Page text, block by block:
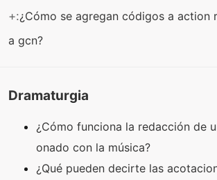
+:¿Cómo se agregan códigos a action
a gcn?
Dramaturgia
¿Cómo funciona la redacción de
onado con la música?
¿Qué pueden decirte las